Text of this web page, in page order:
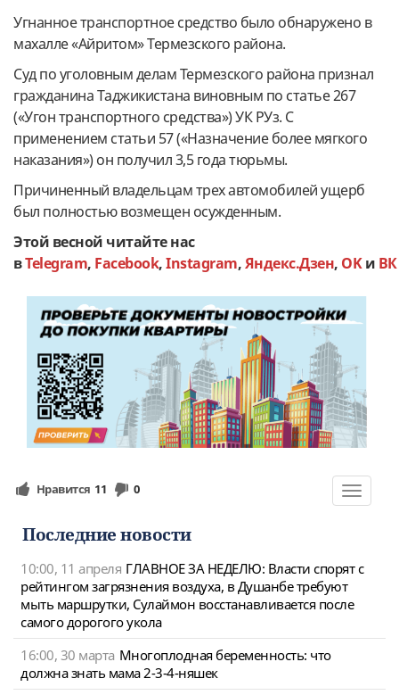
Угнанное транспортное средство было обнаружено в
махалле «Айритом» Термезского района.
Суд по уголовным делам Термезского района признал
гражданина Таджикистана виновным по статье 267
(«Угон транспортного средства») УК РУз. С
применением статьи 57 («Назначение более мягкого
наказания») он получил 3,5 года тюрьмы.
Причиненный владельцам трех автомобилей ущерб
был полностью возмещен осужденным.
Этой весной читайте нас
вTelegram, Facebook,Instagram,Яндекс.Дзен, OKи ВК
Toggle
Нравится 11 0
Последние новости
10:00, 11 апреля ГЛАВНОЕ ЗА НЕДЕЛЮ: Власти спорят с
рейтингом загрязнения воздуха, в Душанбе требуют
мыть маршрутки, Сулаймон восстанавливается после
самого дорогого укола
16:00, 30 марта Многоплодная беременность: что
должна знать мама 2-3-4-няшек